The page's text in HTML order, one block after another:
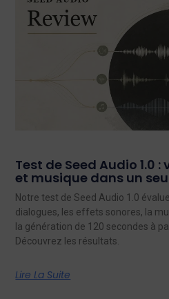
Test de Seed Audio 1.0
et musique dans un
Notre test de Seed Audio 1.0
dialogues, les effets sonores, la
la génération de 120 secondes à
Découvrez les résultats.
Lire La Suite